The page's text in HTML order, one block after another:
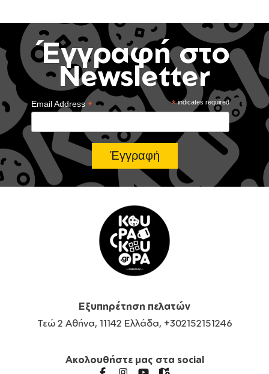
Έγγραφή στο
Newsletter
*indicates required
Email Address*
Εξυπηρέτηση πελατών
Τεώ 2 Αθήνα, 11142 Ελλάδα, +302152151246
Ακολουθήστε μας στα social